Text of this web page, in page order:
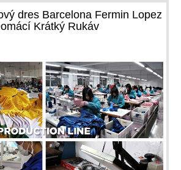
dres Barcelona Fermin Lopez
Krátký Rukáv